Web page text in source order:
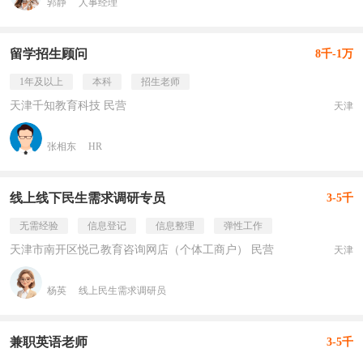
郭静 人事经理
留学招生顾问 8千-1万
1年及以上 本科 招生老师
天津千知教育科技 民营 天津
张相东 HR
线上线下民生需求调研专员 3-5千
无需经验 信息登记 信息整理 弹性工作
天津市南开区悦己教育咨询网店（个体工商户） 民营 天津
杨英 线上民生需求调研员
兼职英语老师 3-5千